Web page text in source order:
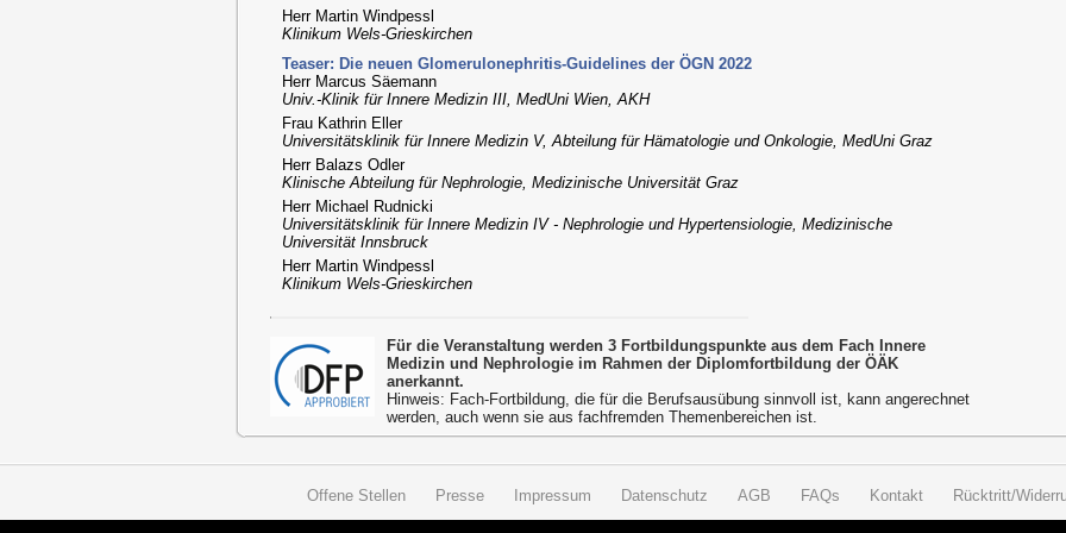
Herr Martin Windpessl
Klinikum Wels-Grieskirchen
Teaser: Die neuen Glomerulonephritis-Guidelines der ÖGN 2022
Herr Marcus Säemann
Univ.-Klinik für Innere Medizin III, MedUni Wien, AKH
Frau Kathrin Eller
Universitätsklinik für Innere Medizin V, Abteilung für Hämatologie und Onkologie, MedUni Graz
Herr Balazs Odler
Klinische Abteilung für Nephrologie, Medizinische Universität Graz
Herr Michael Rudnicki
Universitätsklinik für Innere Medizin IV - Nephrologie und Hypertensiologie, Medizinische
Universität Innsbruck
Herr Martin Windpessl
Klinikum Wels-Grieskirchen
Für die Veranstaltung werden 3 Fortbildungspunkte aus dem Fach Innere
Medizin und Nephrologie im Rahmen der Diplomfortbildung der ÖÄK
anerkannt.
Hinweis: Fach-Fortbildung, die für die Berufsausübung sinnvoll ist, kann angerechnet
werden, auch wenn sie aus fachfremden Themenbereichen ist.
Offene Stellen Presse Impressum Datenschutz AGB FAQs Kontakt Rücktritt/